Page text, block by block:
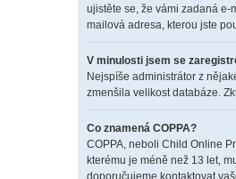
ujistěte se, že vámi zadaná e-
mailová adresa, kterou jste
V minulosti jsem se
Nejspíše administrátor z
zmenšila velikost databáze.
Co znamená COPPA?
COPPA, neboli Child Online
kterému je méně než 13 let,
doporučujeme kontaktovat